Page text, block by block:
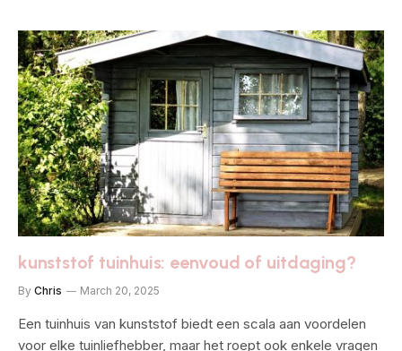
kunststof tuinhuis: eenvoud of uitdaging?
By Chris March 20, 2025
Een tuinhuis van kunststof biedt een scala aan voordelen
voor elke tuinliefhebber, maar het roept ook enkele vragen